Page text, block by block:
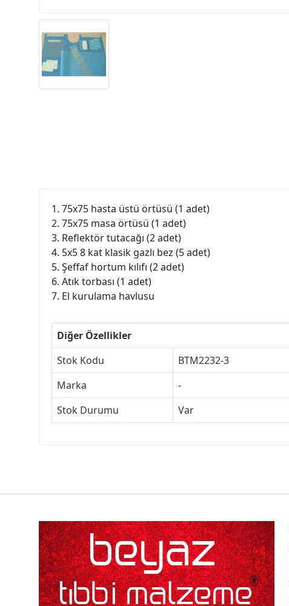
1. 75x75 hasta üstü örtüsü (1 adet)
2. 75x75 masa örtüsü (1 adet)
3. Reflektör tutacağı (2 adet)
4. 5x5 8 kat klasik gazlı bez (5 adet)
5. Şeffaf hortum kılıfı (2 adet)
6. Atık torbası (1 adet)
7. El kurulama havlusu
Diğer Özellikler
Stok Kodu
BTM2232-3
Marka
-
Stok Durumu
Var